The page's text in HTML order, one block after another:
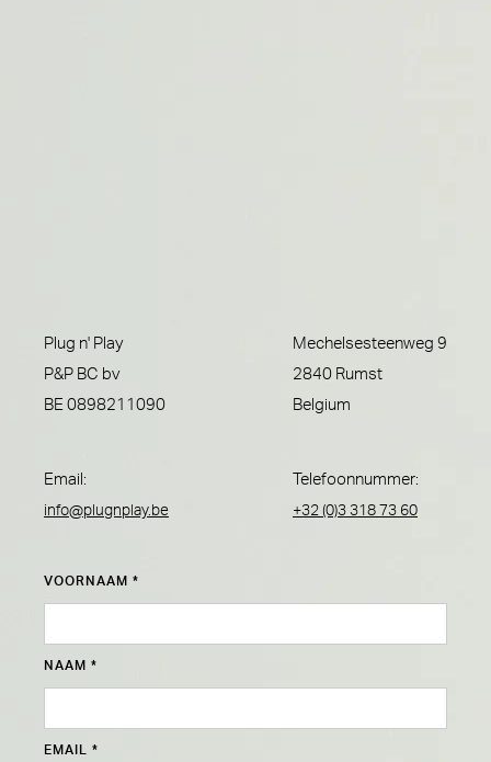
Plug n' Play
P&P BC bv
BE 0898211090
Email:
info@plugnplay.be
Mechelsesteenweg 9
2840 Rumst
Belgium
Telefoonnummer:
+32 (0)3 318 73 60
VOORNAAM *
NAAM *
EMAIL *